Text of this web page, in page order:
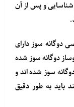
و پس از آن
دوگانه سوز دارای
دوگانه سوز شده
سوز شده اند و
باید به طور دقیق